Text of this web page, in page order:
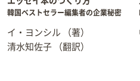
韓国ベストセラー編集者の企業秘密
イ・ヨンシル
（著）
清水知佐子
（翻訳）